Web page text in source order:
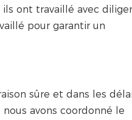
ont travaillé avec
pour garantir un
sûre et dans les
avons coordonné le